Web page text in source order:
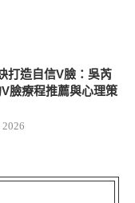
打造自信V臉：吳芮
臉療程推薦與心理策
2026